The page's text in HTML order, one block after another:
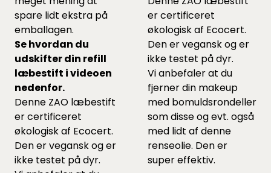
spare lidt ekstra på
emballagen.
Se hvordan du
udskifter din refill
læbestift i videoen
nedenfor.
Denne ZAO læbestift
er certificeret
økologisk af Ecocert.
Den er vegansk og er
ikke testet på dyr.
er certificeret
økologisk af Ecocert.
Den er vegansk og er
ikke testet på dyr.
Vi anbefaler at du
fjerner din makeup
med bomuldsrondeller
somdisseog evt. også
med lidt af denne
renseolie. Den er
super effektiv.